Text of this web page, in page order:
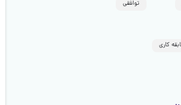
توافقی
کاری